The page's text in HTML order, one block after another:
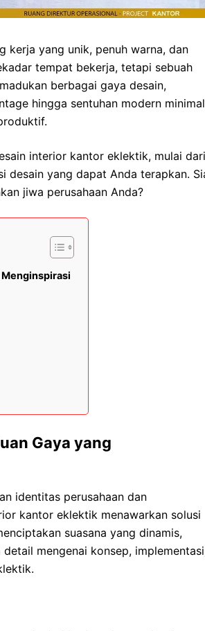
kerja yang unik, penuh warna, dan
tempat bekerja, tetapi sebuah
berbagai gaya desain,
hingga sentuhan modern
interior kantor eklektik, mulai dari
desain yang dapat Anda terapkan.
jiwa perusahaan Anda?
Menginspirasi
Gaya yang
identitas perusahaan dan
kantor eklektik menawarkan solusi
suasana yang dinamis,
mengenai konsep,